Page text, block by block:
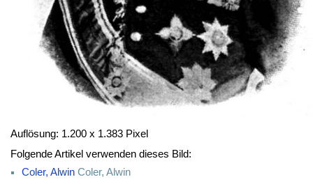
Auflösung: 1.200 x 1.383 Pixel
Folgende Artikel verwenden dieses Bild:
Coler, Alwin Coler, Alwin